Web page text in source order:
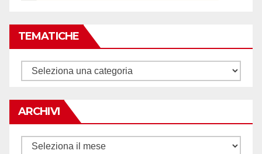
TEMATICHE
Tematiche
ARCHIVI
Archivi